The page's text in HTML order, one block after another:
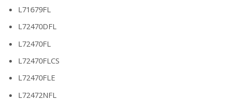
L71679FL
L72470DFL
L72470FL
L72470FLCS
L72470FLE
L72472NFL